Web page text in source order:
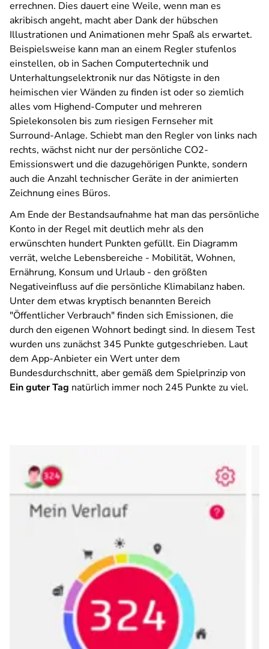
errechnen. Dies dauert eine Weile, wenn man es
akribisch angeht, macht aber Dank der hübschen
Illustrationen und Animationen mehr Spaß als erwartet.
Beispielsweise kann man an einem Regler stufenlos
einstellen, ob in Sachen Computertechnik und
Unterhaltungselektronik nur das Nötigste in den
heimischen vier Wänden zu finden ist oder so ziemlich
alles vom Highend-Computer und mehreren
Spielekonsolen bis zum riesigen Fernseher mit
Surround-Anlage. Schiebt man den Regler von links nach
rechts, wächst nicht nur der persönliche CO2-
Emissionswert und die dazugehörigen Punkte, sondern
auch die Anzahl technischer Geräte in der animierten
Zeichnung eines Büros.
Am Ende der Bestandsaufnahme hat man das persönliche
Konto in der Regel mit deutlich mehr als den
erwünschten hundert Punkten gefüllt. Ein Diagramm
verrät, welche Lebensbereiche - Mobilität, Wohnen,
Ernährung, Konsum und Urlaub - den größten
Negativeinfluss auf die persönliche Klimabilanz haben.
Unter dem etwas kryptisch benannten Bereich
"Öffentlicher Verbrauch" finden sich Emissionen, die
durch den eigenen Wohnort bedingt sind. In diesem Test
wurden uns zunächst 345 Punkte gutgeschrieben. Laut
dem App-Anbieter ein Wert unter dem
Bundesdurchschnitt, aber gemäß dem Spielprinzip von
Ein guter Tag natürlich immer noch 245 Punkte zu viel.